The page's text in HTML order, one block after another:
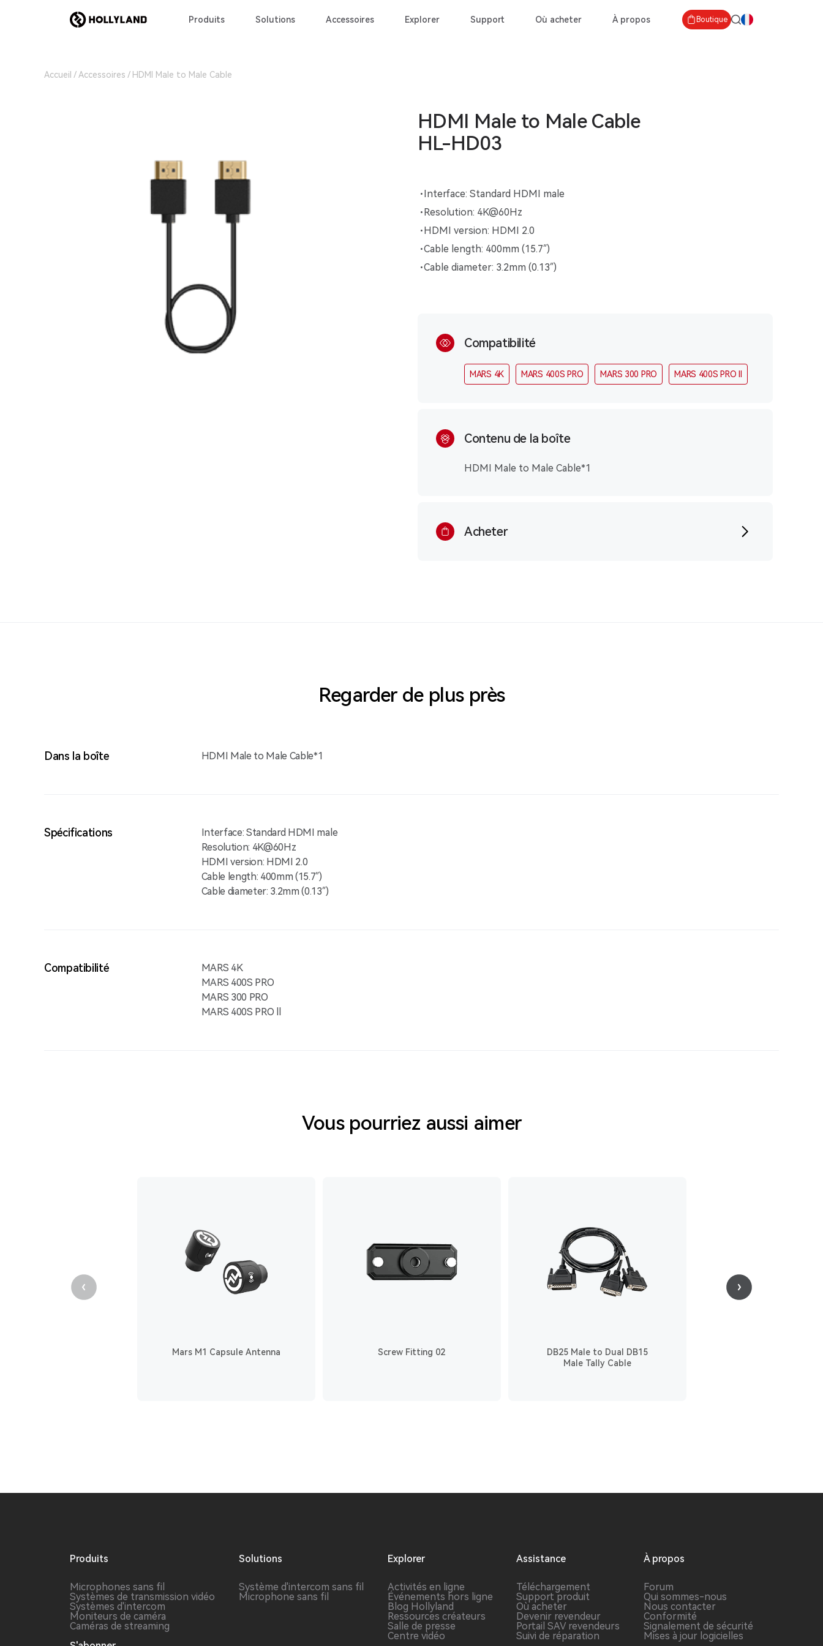
Produits Solutions Accessoires Explorer Support Où acheter À propos Boutique
Accueil Accessoires HDMI Male to Male Cable
HDMI Male to Male Cable
HL-HD03
Interface: Standard HDMI male
Resolution: 4K@60Hz
HDMI version: HDMI 2.0
Cable length: 400mm (15.7″)
Cable diameter: 3.2mm (0.13″)
Compatibilité
MARS 4K MARS 400S PRO MARS 300 PRO MARS 400S PRO ll
Contenu de la boîte
HDMI Male to Male Cable*1
Acheter
Regarder de plus près
Dans la boîte HDMI Male to Male Cable*1
Spécifications
Interface: Standard HDMI male
Resolution: 4K@60Hz
HDMI version: HDMI 2.0
Cable length: 400mm (15.7″)
Cable diameter: 3.2mm (0.13″)
Compatibilité
MARS 4K
MARS 400S PRO
MARS 300 PRO
MARS 400S PRO ll
Vous pourriez aussi aimer
Mars M1 Capsule Antenna Screw Fitting 02
DB25 Male to Dual DB15
Male Tally Cable
Produits
Microphones sans fil
Systèmes de transmission vidéo
Systèmes d'intercom
Moniteurs de caméra
Caméras de streaming
Solutions
Système d'intercom sans fil
Microphone sans fil
Explorer
Activités en ligne
Événements hors ligne
Blog Hollyland
Ressources créateurs
Salle de presse
Centre vidéo
Assistance
Téléchargement
Support produit
Où acheter
Devenir revendeur
Portail SAV revendeurs
Suivi de réparation
À propos
Forum
Qui sommes-nous
Nous contacter
Conformité
Signalement de sécurité
Mises à jour logicielles